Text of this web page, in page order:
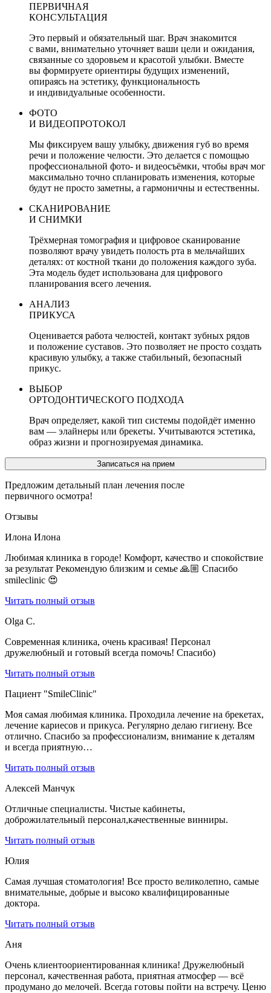
ПЕРВИЧНАЯ
КОНСУЛЬТАЦИЯ
Это первый и обязательный шаг. Врач знакомится
с вами, внимательно уточняет ваши цели и ожидания,
связанные со здоровьем и красотой улыбки. Вместе
вы формируете ориентиры будущих изменений,
опираясь на эстетику, функциональность
и индивидуальные особенности.
ФОТО
И ВИДЕОПРОТОКОЛ
Мы фиксируем вашу улыбку, движения губ во время
речи и положение челюсти. Это делается с помощью
профессиональной фото- и видеосъёмки, чтобы врач мог
максимально точно спланировать изменения, которые
будут не просто заметны, а гармоничны и естественны.
СКАНИРОВАНИЕ
И СНИМКИ
Трёхмерная томография и цифровое сканирование
позволяют врачу увидеть полость рта в мельчайших
деталях: от костной ткани до положения каждого зуба.
Эта модель будет использована для цифрового
планирования всего лечения.
АНАЛИЗ
ПРИКУСА
Оценивается работа челюстей, контакт зубных рядов
и положение суставов. Это позволяет не просто создать
красивую улыбку, а также стабильный, безопасный
прикус.
ВЫБОР
ОРТОДОНТИЧЕСКОГО ПОДХОДА
Врач определяет, какой тип системы подойдёт именно
вам — элайнеры или брекеты. Учитываются эстетика,
образ жизни и прогнозируемая динамика.
Записаться на прием
Предложим детальный план лечения после
первичного осмотра!
Отзывы
Илона Илона
Любимая клиника в городе! Комфорт, качество и спокойствие
за результат Рекомендую близким и семье 🙏🏼 Спасибо
smileclinic 😍
Читать полный отзыв
Olga C.
Современная клиника, очень красивая! Персонал
дружелюбный и готовый всегда помочь! Спасибо)
Читать полный отзыв
Пациент "SmileClinic"
Моя самая любимая клиника. Проходила лечение на брекетах,
лечение кариесов и прикуса. Регулярно делаю гигиену. Все
отлично. Спасибо за профессионализм, внимание к деталям
и всегда приятную…
Читать полный отзыв
Алексей Манчук
Отличные специалисты. Чистые кабинеты,
доброжилательный персонал,качественные винниры.
Читать полный отзыв
Юлия
Самая лучшая стоматология! Все просто великолепно, самые
внимательные, добрые и высоко квалифицированные
доктора.
Читать полный отзыв
Аня
Очень клиентоориентированная клиника! Дружелюбный
персонал, качественная работа, приятная атмосфер — всё
продумано до мелочей. Всегда готовы пойти на встречу. Ценю